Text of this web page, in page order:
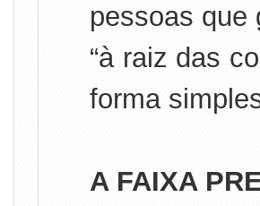
pessoas que
“à raiz das
forma
A FAIXA